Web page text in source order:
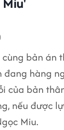
cùng bản án
đang hàng
của bản
nếu được
Miu.